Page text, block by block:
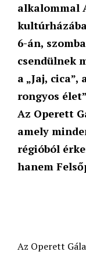
alkalommal
6-án,
csendülnek
a „Jaj, cica”,
rongyos
Az Operett
amely
régióból
hanem
Az Operett